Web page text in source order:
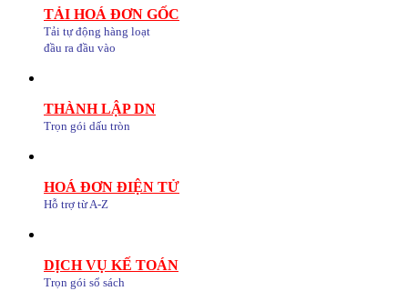
TẢI HOÁ ĐƠN GỐC
Tải tự động hàng loạt
đầu ra đầu vào
THÀNH LẬP DN
Trọn gói dấu tròn
HOÁ ĐƠN ĐIỆN TỬ
Hỗ trợ từ A-Z
DỊCH VỤ KẾ TOÁN
Trọn gói sổ sách